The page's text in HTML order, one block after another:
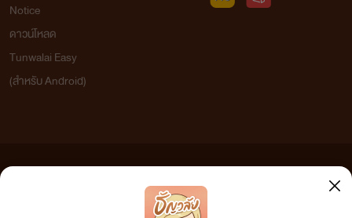
Notice
ดาวน์โหลด
Tunwalai Easy
(สำหรับ Android)
เว็บไซต์แห่งนี้ไม่ได้เห็นด้วยและไม่ขอรับผิดชอบต่อข้อความใดๆ ทั้งสิ้น ดังนั้นผู้อ่านทุกท่านโปรดใช้
วิจารณญาณในการกลั่นกรองด้วยตนเอง และหากท่านพบข้อความใดๆ ที่ขัดต่อกฎหมายและศีลธรรม